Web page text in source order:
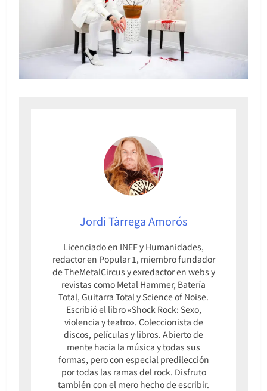
Jordi Tàrrega Amorós
Licenciado en INEF y Humanidades,
redactor en Popular 1, miembro fundador
de TheMetalCircus y exredactor en webs y
revistas como Metal Hammer, Batería
Total, Guitarra Total y Science of Noise.
Escribió el libro «Shock Rock: Sexo,
violencia y teatro». Coleccionista de
discos, películas y libros. Abierto de
mente hacia la música y todas sus
formas, pero con especial predilección
por todas las ramas del rock. Disfruto
también con el mero hecho de escribir.